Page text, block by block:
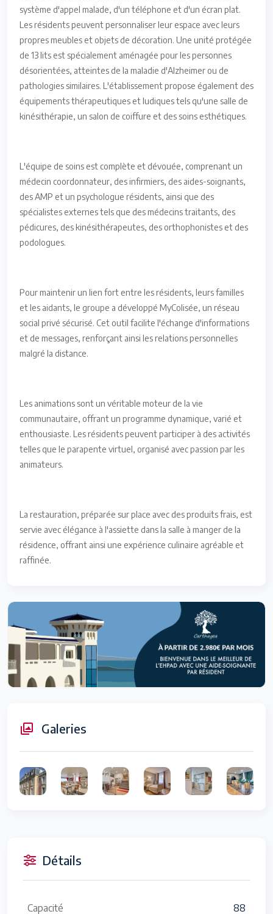
système d'appel malade, d'un téléphone et d'un écran plat.
Les résidents peuvent personnaliser leur espace avec leurs
propres meubles et objets de décoration. Une unité protégée
de 13 lits est spécialement aménagée pour les personnes
désorientées, atteintes de la maladie d'Alzheimer ou de
pathologies similaires. L'établissement propose également des
équipements thérapeutiques et ludiques tels qu'une salle de
kinésithérapie, un salon de coiffure et des soins esthétiques.
L'équipe de soins est complète et dévouée, comprenant un
médecin coordonnateur, des infirmiers, des aides-soignants,
des AMP et un psychologue résidents, ainsi que des
spécialistes externes tels que des médecins traitants, des
pédicures, des kinésithérapeutes, des orthophonistes et des
podologues.
Pour maintenir un lien fort entre les résidents, leurs familles
et les aidants, le groupe a développé MyColisée, un réseau
social privé sécurisé. Cet outil facilite l'échange d'informations
et de messages, renforçant ainsi les relations personnelles
malgré la distance.
Les animations sont un véritable moteur de la vie
communautaire, offrant un programme dynamique, varié et
enthousiaste. Les résidents peuvent participer à des activités
telles que le parapente virtuel, organisé avec passion par les
animateurs.
La restauration, préparée sur place avec des produits frais, est
servie avec élégance à l'assiette dans la salle à manger de la
résidence, offrant ainsi une expérience culinaire agréable et
raffinée.
Galeries
Détails
Capacité 88